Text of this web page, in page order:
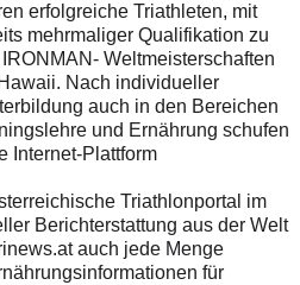
erfolgreiche Triathleten, mit
mehrmaliger Qualifikation zu
Weltmeisterschaften
Nach individueller
auch in den Bereichen
und Ernährung schufen
Internet-Plattform
Triathlonportal im
Berichterstattung aus der Welt
auch jede Menge
für